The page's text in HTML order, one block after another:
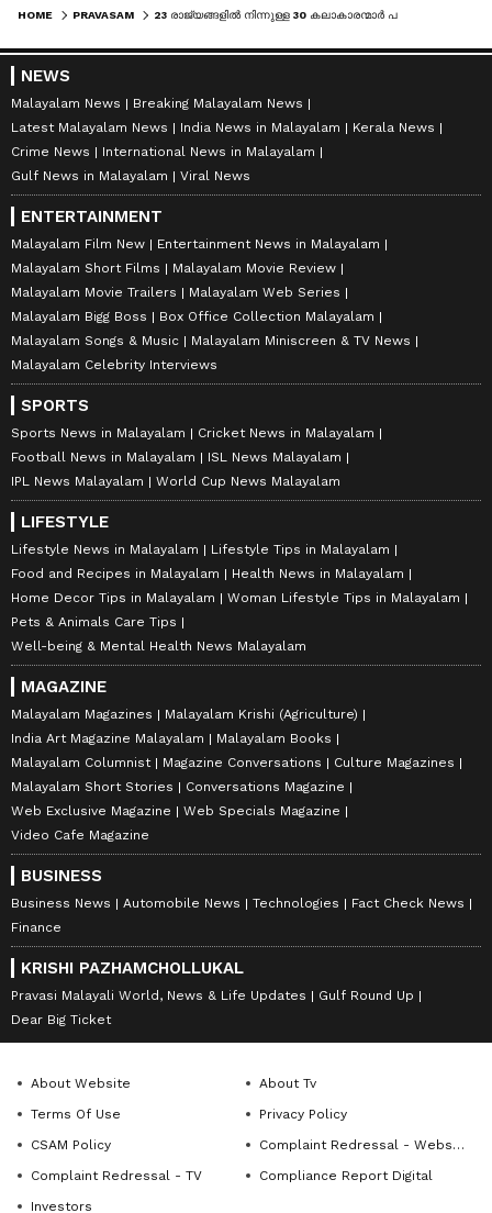
HOME PRAVASAM
NEWS
Malayalam News
Breaking Malayalam News
Latest Malayalam News
India News in Malayalam
Kerala News
Crime News
International News in Malayalam
Gulf News in Malayalam
Viral News
ENTERTAINMENT
Malayalam Film New
Entertainment News in Malayalam
Malayalam Short Films
Malayalam Movie Review
Malayalam Movie Trailers
Malayalam Web Series
Malayalam Bigg Boss
Box Office Collection Malayalam
Malayalam Songs & Music
Malayalam Miniscreen & TV News
Malayalam Celebrity Interviews
SPORTS
Sports News in Malayalam
Cricket News in Malayalam
Football News in Malayalam
ISL News Malayalam
IPL News Malayalam
World Cup News Malayalam
LIFESTYLE
Lifestyle News in Malayalam
Lifestyle Tips in Malayalam
Food and Recipes in Malayalam
Health News in Malayalam
Home Decor Tips in Malayalam
Woman Lifestyle Tips in Malayalam
Pets & Animals Care Tips
Well-being & Mental Health News Malayalam
MAGAZINE
Malayalam Magazines
Malayalam Krishi (Agriculture)
India Art Magazine Malayalam
Malayalam Books
Malayalam Columnist
Magazine Conversations
Culture Magazines
Malayalam Short Stories
Conversations Magazine
Web Exclusive Magazine
Web Specials Magazine
Video Cafe Magazine
BUSINESS
Business News Automobile News Technologies
Fact Check News
Finance
KRISHI PAZHAMCHOLLUKAL
Pravasi Malayali World, News & Life Updates
Gulf Round Up
Dear Big Ticket
About Website
About Tv
Terms Of Use
Privacy Policy
CSAM Policy
Complaint Redressal - Website
Complaint Redressal - TV
Compliance Report Digital
Investors